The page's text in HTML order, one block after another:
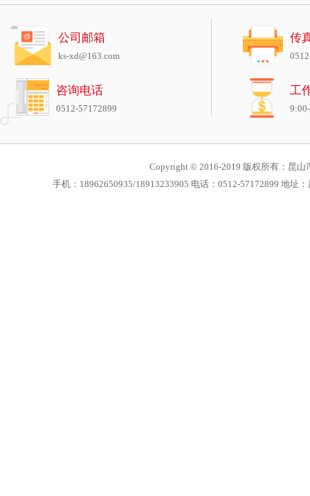
公司邮箱
ks-xd@163.com
咨询电话
0512-57172899
传
工
Copyright © 2016-2019 版权所有：昆山
手机：18962650935/18913233905 电话：0512-57172899 地址